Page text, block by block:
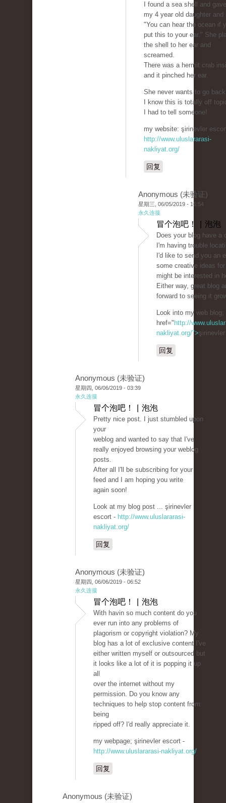
I found a sea shell and
my 4 year old daughter and
"You can hear the ocean if
put this to your ear." She
the shell to her ear and
screamed.
There was a hermit crab
and it pinched her ear.
She never wants to go
I know this is totally off
I had to tell someone!
my website: şirinevler
http://www.uluslararasi-
nakliyat.org/
回复
Anonymous (未验证)
星期三, 06/05/2019 - 16:54
永久连接
冒个泡吧！ | 泡泡
Does your blog have a
I'm having trouble
I'd like to send you an
some creative ideas
might be interested in
Either way, great blog
forward to seeing it
Look into my web blog;
href=" http://
nakliyat.org/">
回复
Anonymous (未验证)
星期四, 06/06/2019 - 03:39
永久连接
冒个泡吧！ | 泡泡
Pretty nice post. I just stumbled upon
your
weblog and wanted to say that I've
really enjoyed browsing your weblog
posts.
After all I'll be subscribing for your
feed and I am hoping you write
again soon!
Look at my blog post ... şirinevler
escort - http://www.uluslararasi-
nakliyat.org/
回复
Anonymous (未验证)
星期四, 06/06/2019 - 06:52
永久连接
冒个泡吧！ | 泡泡
With havin so much content do you
ever run into any problems of
plagorism or copyright violation? My
blog has a lot of exclusive content I've
either written myself or outsourced but
it looks like a lot of it is popping it up
all
over the internet without my
permission. Do you know any
techniques to help stop content from
being
ripped off? I'd really appreciate it.
my webpage; şirinevler escort -
http://www.uluslararasi-nakliyat.org/
回复
Anonymous (未验证)